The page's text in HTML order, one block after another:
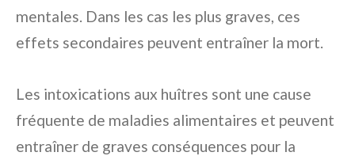
mentales. Dans les cas les plus graves, ces
effets secondaires peuvent entraîner la mort.
Les intoxications aux huîtres sont une cause
fréquente de maladies alimentaires et peuvent
entraîner de graves conséquences pour la